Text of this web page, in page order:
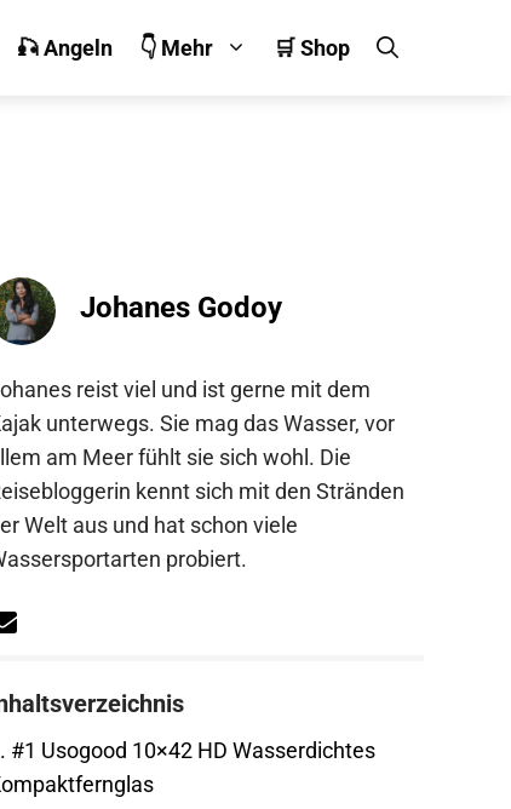
🎣 Angeln 👇 Mehr 🛒 Shop
Johanes Godoy
reist viel und ist gerne mit dem
unterwegs. Sie mag das Wasser, vor
am Meer fühlt sie sich wohl. Die
kennt sich mit den Stränden
Welt aus und hat schon viele
probiert.
#1 Usogood 10×42 HD Wasserdichtes